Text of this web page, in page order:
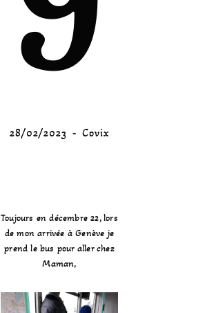
28/02/2023 Covix
Toujours en décembre 22, lors
de mon arrivée à Genève je
prend le bus pour aller chez
Maman,